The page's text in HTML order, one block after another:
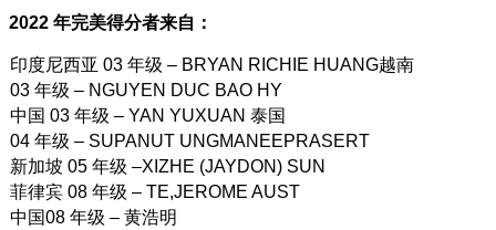
2022 年完美得分者来自：
印度尼西亚 03 年级 – BRYAN RICHIE HUANG越南
03 年级 – NGUYEN DUC BAO HY
中国 03 年级 – YAN YUXUAN 泰国
04 年级 – SUPANUT UNGMANEEPRASERT
新加坡 05 年级 –XIZHE (JAYDON) SUN
菲律宾 08 年级 – TE,JEROME AUST
中国08 年级 – 黄浩明